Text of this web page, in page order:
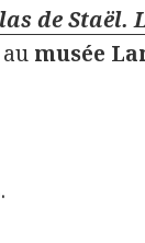
de Staël.
au musée